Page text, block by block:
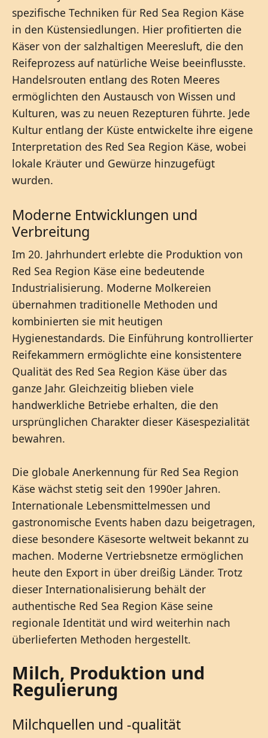
spezifische Techniken für Red Sea Region Käse
in den Küstensiedlungen. Hier profitierten die
Käser von der salzhaltigen Meeresluft, die den
Reifeprozess auf natürliche Weise beeinflusste.
Handelsrouten entlang des Roten Meeres
ermöglichten den Austausch von Wissen und
Kulturen, was zu neuen Rezepturen führte. Jede
Kultur entlang der Küste entwickelte ihre eigene
Interpretation des Red Sea Region Käse, wobei
lokale Kräuter und Gewürze hinzugefügt
wurden.
Moderne Entwicklungen und
Verbreitung
Im 20. Jahrhundert erlebte die Produktion von
Red Sea Region Käse eine bedeutende
Industrialisierung. Moderne Molkereien
übernahmen traditionelle Methoden und
kombinierten sie mit heutigen
Hygienestandards. Die Einführung kontrollierter
Reifekammern ermöglichte eine konsistentere
Qualität des Red Sea Region Käse über das
ganze Jahr. Gleichzeitig blieben viele
handwerkliche Betriebe erhalten, die den
ursprünglichen Charakter dieser Käsespezialität
bewahren.
Die globale Anerkennung für Red Sea Region
Käse wächst stetig seit den 1990er Jahren.
Internationale Lebensmittelmessen und
gastronomische Events haben dazu beigetragen,
diese besondere Käsesorte weltweit bekannt zu
machen. Moderne Vertriebsnetze ermöglichen
heute den Export in über dreißig Länder. Trotz
dieser Internationalisierung behält der
authentische Red Sea Region Käse seine
regionale Identität und wird weiterhin nach
überlieferten Methoden hergestellt.
Milch, Produktion und
Regulierung
Milchquellen und -qualität